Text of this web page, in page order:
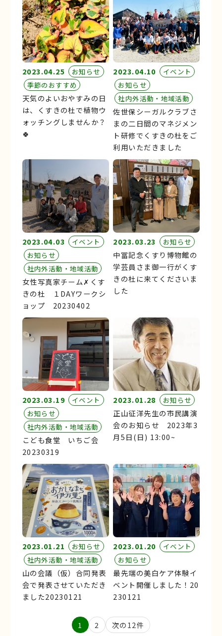
2023.04.25
お知らせ
季節のおすすめ
天気のよいおやすみの日
は、くすきの杜で植物ウ
ォッチングしませんか？
🍀
2023.04.10
イベント
お知らせ
社内外活動・地域活動
佐世保シーガルクラブさ
まの二日間のマネジメン
ト研修でくすきの杜をご
利用いただきました
2023.04.03
イベント
お知らせ
社内外活動・地域活動
女性写真家チーム✗くす
きの杜 １DAYワークシ
ョップ 20230402
2023.03.23 お知らせ
中冨記念くすり博物館の
学芸員さま御一行がくす
きの杜に来てくださいま
した
2023.03.19
イベント
お知らせ
社内外活動・地域活動
こども食堂 いちご会
20230319
2023.01.28 お知らせ
正山征洋先生の市民講演
会のお知らせ 2023年3
月5日(日) 13:00~
2023.01.21
お知らせ
社内外活動・地域活動
山の会議（仮）合同発表
会で発表させていただき
ました20230121
2023.01.20
イベント
お知らせ
最先端の美白ケア体験イ
ベント開催しました！20
230121
投
1 2 次の12件